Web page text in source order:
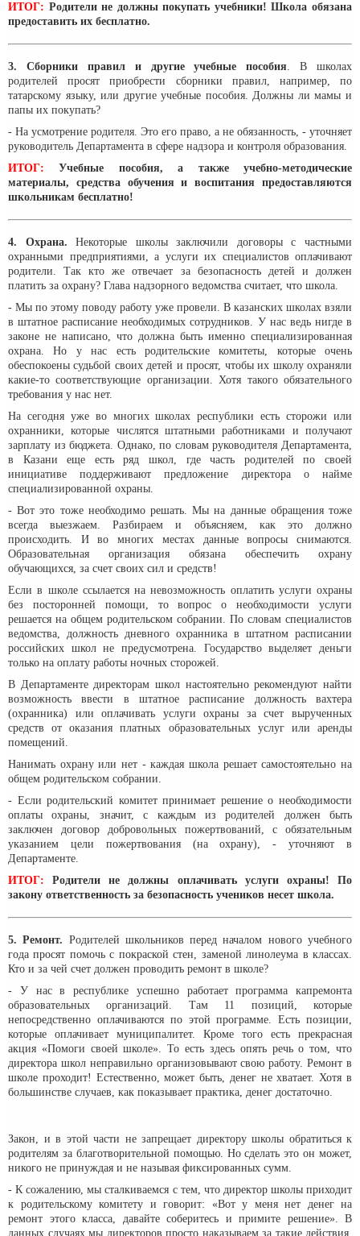
ИТОГ: Родители не должны покупать учебники! Школа обязана
предоставить их бесплатно.
3. Сборники правил и другие учебные пособия. В школах
родителей просят приобрести сборники правил, например, по
татарскому языку, или другие учебные пособия. Должны ли мамы и
папы их покупать?
- На усмотрение родителя. Это его право, а не обязанность, - уточняет
руководитель Департамента в сфере надзора и контроля образования.
ИТОГ: Учебные пособия, а также учебно-методические
материалы, средства обучения и воспитания предоставляются
школьникам бесплатно!
4. Охрана. Некоторые школы заключили договоры с частными
охранными предприятиями, а услуги их специалистов оплачивают
родители. Так кто же отвечает за безопасность детей и должен
платить за охрану? Глава надзорного ведомства считает, что школа.
- Мы по этому поводу работу уже провели. В казанских школах взяли
в штатное расписание необходимых сотрудников. У нас ведь нигде в
законе не написано, что должна быть именно специализированная
охрана. Но у нас есть родительские комитеты, которые очень
обеспокоены судьбой своих детей и просят, чтобы их школу охраняли
какие-то соответствующие организации. Хотя такого обязательного
требования у нас нет.
На сегодня уже во многих школах республики есть сторожи или
охранники, которые числятся штатными работниками и получают
зарплату из бюджета. Однако, по словам руководителя Департамента,
в Казани еще есть ряд школ, где часть родителей по своей
инициативе поддерживают предложение директора о найме
специализированной охраны.
- Вот это тоже необходимо решать. Мы на данные обращения тоже
всегда выезжаем. Разбираем и объясняем, как это должно
происходить. И во многих местах данные вопросы снимаются.
Образовательная организация обязана обеспечить охрану
обучающихся, за счет своих сил и средств!
Если в школе ссылается на невозможность оплатить услуги охраны
без посторонней помощи, то вопрос о необходимости услуги
решается на общем родительском собрании. По словам специалистов
ведомства, должность дневного охранника в штатном расписании
российских школ не предусмотрена. Государство выделяет деньги
только на оплату работы ночных сторожей.
В Департаменте директорам школ настоятельно рекомендуют найти
возможность ввести в штатное расписание должность вахтера
(охранника) или оплачивать услуги охраны за счет вырученных
средств от оказания платных образовательных услуг или аренды
помещений.
Нанимать охрану или нет - каждая школа решает самостоятельно на
общем родительском собрании.
- Если родительский комитет принимает решение о необходимости
оплаты охраны, значит, с каждым из родителей должен быть
заключен договор добровольных пожертвований, с обязательным
указанием цели пожертвования (на охрану), - уточняют в
Департаменте.
ИТОГ: Родители не должны оплачивать услуги охраны! По
закону ответственность за безопасность учеников несет школа.
5. Ремонт. Родителей школьников перед началом нового учебного
года просят помочь с покраской стен, заменой линолеума в классах.
Кто и за чей счет должен проводить ремонт в школе?
- У нас в республике успешно работает программа капремонта
образовательных организаций. Там 11 позиций, которые
непосредственно оплачиваются по этой программе. Есть позиции,
которые оплачивает муниципалитет. Кроме того есть прекрасная
акция «Помоги своей школе». То есть здесь опять речь о том, что
директора школ неправильно организовывают свою работу. Ремонт в
школе проходит! Естественно, может быть, денег не хватает. Хотя в
большинстве случаев, как показывает практика, денег достаточно.
Закон, и в этой части не запрещает директору школы обратиться к
родителям за благотворительной помощью. Но сделать это он может,
никого не принуждая и не называя фиксированных сумм.
- К сожалению, мы сталкиваемся с тем, что директор школы приходит
к родительскому комитету и говорит: «Вот у меня нет денег на
ремонт этого класса, давайте соберитесь и примите решение». В
данных случаях мы директоров просто наказываем за такие действия.